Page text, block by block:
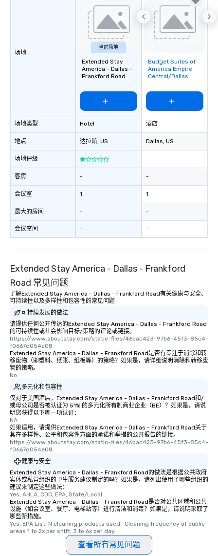
场地
场地类型
地点
场地评级
客房
会议室
最大的房间
会议空间
当前场地
Extended Stay
America - Dallas -
Frankford Road
Hotel
达拉斯, US
-
1
-
-
Removed from
favorites
Budget Suites of
America Empire
Central/Dallas
酒店
Dallas, US
-
-
1
-
-
Extended Stay America - Dallas - Frankford
Road 常见问题
了解Extended Stay America - Dallas - Frankford Road有关健康与安全、
可持续性以及多样性和包容性的常见问题
可持续发展的做法
请提供任何公开传达的Extended Stay America - Dallas - Frankford Road
的可持续性或社会影响目标/策略的评论或链接。
https://www.aboutstay.com/static-files/46bac423-97b6-45f3-85c4-
f0667d054e08
Extended Stay America - Dallas - Frankford Road是否有专注于消除和转
移废物（即塑料、纸张、纸板等）的策略？如果是，请详细说明消除和转移废
物的策略。
No
多元化和包容性
仅对于美国酒店，Extended Stay America - Dallas - Frankford Road和/
或母公司是否被认证为 51% 的多元化所有制商业企业（BE）？如果是，请说
明您获得以下哪一项认证：
NA
如果适用，请提供Extended Stay America - Dallas - Frankford Road关于
其在多样性、公平和包容性方面的承诺和举措的公开报告的链接。
https://www.aboutstay.com/static-files/46bac423-97b6-45f3-85c4-
f0667d054e08
健康与安全
Extended Stay America - Dallas - Frankford Road的做法是根据公共政府
实体或私营组织的卫生服务建议制定的吗？如果是，请列出使用了哪些组织的
建议来制定这些做法：
Yes, AHLA, CDC, EPA, State/Local
Extended Stay America - Dallas - Frankford Road是否对公共区域和公共
设施（如会议室、餐厅、电梯站等）进行清洁和消毒？如果是，请说明采取了
哪些新措施。
Yes, EPA List-N cleaning products used.  Cleaning frequency of public
areas 1 to 2x per shift, 3 to 6x per day.
查看所有常见问题